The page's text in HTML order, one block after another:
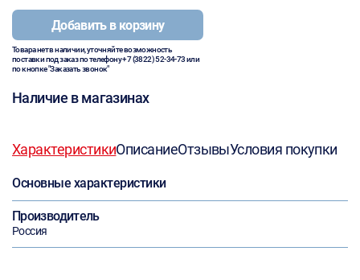
Добавить в корзину
Товара нет в наличии, уточняйте возможность
поставки под заказ по телефону+7 (3822) 52-34-73или
по кнопке "Заказать звонок"
Наличие в магазинах
ХарактеристикиОписаниеОтзывыУсловия покупки
Основные характеристики
Производитель
Россия